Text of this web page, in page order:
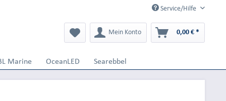
Service/Hilfe
Mein Konto 0,00 € *
Marine OceanLED Searebbel